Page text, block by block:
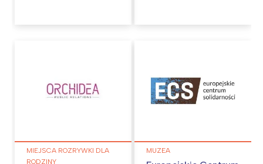
MIEJSCA ROZRYWKI DLA
RODZINY
MUZEA